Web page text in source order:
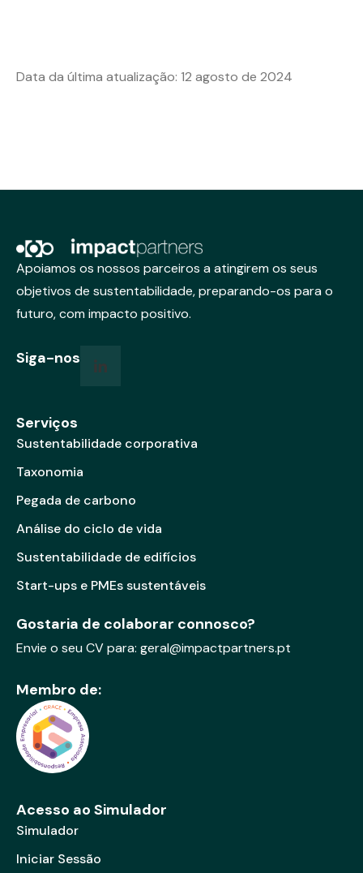
Data da última atualização: 12 agosto de 2024
Apoiamos os nossos parceiros a atingirem os seus
objetivos de sustentabilidade, preparando-os para o
futuro, com impacto positivo.
Siga-nos
Serviços
Sustentabilidade corporativa
Taxonomia
Pegada de carbono
Análise do ciclo de vida
Sustentabilidade de edifícios
Start-ups e PMEs sustentáveis
Gostaria de colaborar connosco?
Envie o seu CV para: geral@impactpartners.pt
Membro de:
Acesso ao Simulador
Simulador
Iniciar Sessão